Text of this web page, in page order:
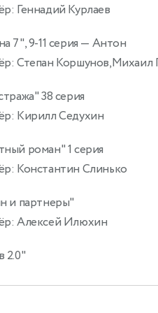
Геннадий Курлаев
7", 9-11 серия — Антон
Степан Коршунов,Михаил
38 серия
Кирилл Седухин
роман" 1 серия
Константин Слинько
и партнеры"
Алексей Илюхин
2.0"